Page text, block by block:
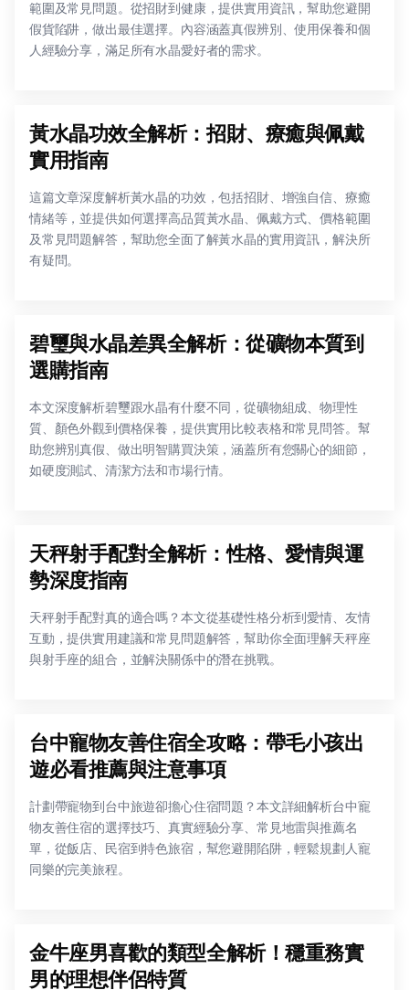
範圍及常見問題。從招財到健康，提供實用資訊，幫助您避開
假貨陷阱，做出最佳選擇。內容涵蓋真假辨別、使用保養和個
人經驗分享，滿足所有水晶愛好者的需求。
黃水晶功效全解析：招財、療癒與佩戴
實用指南
這篇文章深度解析黃水晶的功效，包括招財、增強自信、療癒
情緒等，並提供如何選擇高品質黃水晶、佩戴方式、價格範圍
及常見問題解答，幫助您全面了解黃水晶的實用資訊，解決所
有疑問。
碧璽與水晶差異全解析：從礦物本質到
選購指南
本文深度解析碧璽跟水晶有什麼不同，從礦物組成、物理性
質、顏色外觀到價格保養，提供實用比較表格和常見問答。幫
助您辨別真假、做出明智購買決策，涵蓋所有您關心的細節，
如硬度測試、清潔方法和市場行情。
天秤射手配對全解析：性格、愛情與運
勢深度指南
天秤射手配對真的適合嗎？本文從基礎性格分析到愛情、友情
互動，提供實用建議和常見問題解答，幫助你全面理解天秤座
與射手座的組合，並解決關係中的潛在挑戰。
台中寵物友善住宿全攻略：帶毛小孩出
遊必看推薦與注意事項
計劃帶寵物到台中旅遊卻擔心住宿問題？本文詳細解析台中寵
物友善住宿的選擇技巧、真實經驗分享、常見地雷與推薦名
單，從飯店、民宿到特色旅宿，幫您避開陷阱，輕鬆規劃人寵
同樂的完美旅程。
金牛座男喜歡的類型全解析！穩重務實
男的理想伴侶特質